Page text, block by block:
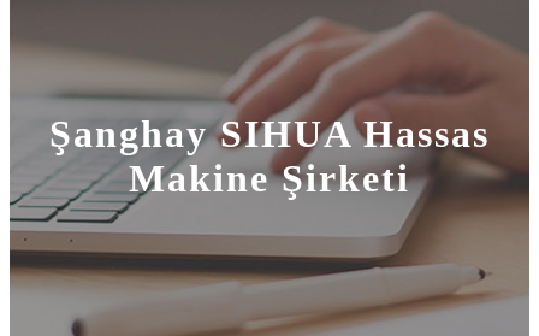
Şanghay SIHUA Hassas
Makine Şirketi